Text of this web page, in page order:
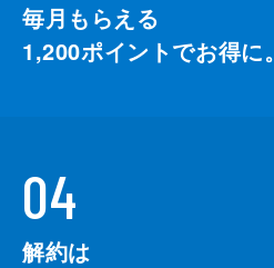
毎月もらえる
1,200ポイントでお得に。
04
解約は